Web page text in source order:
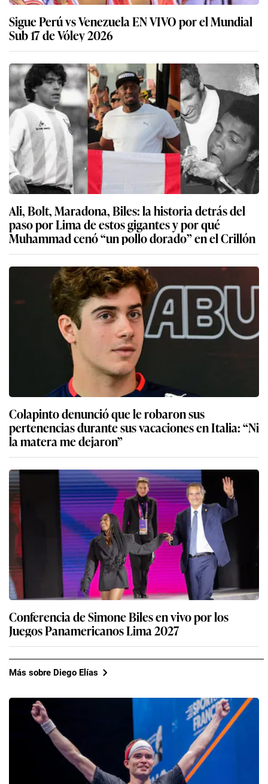
Sigue Perú vs Venezuela EN VIVO por el Mundial
Sub 17 de Vóley 2026
Ali, Bolt, Maradona, Biles: la historia detrás del
paso por Lima de estos gigantes y por qué
Muhammad cenó “un pollo dorado” en el Crillón
Colapinto denunció que le robaron sus
pertenencias durante sus vacaciones en Italia: “Ni
la matera me dejaron”
Conferencia de Simone Biles en vivo por los
Juegos Panamericanos Lima 2027
Más sobre Diego Elías